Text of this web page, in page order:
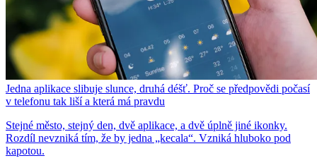
Jedna aplikace slibuje slunce, druhá déšť. Proč se předpovědi počasí
v telefonu tak liší a která má pravdu
Stejné město, stejný den, dvě aplikace, a dvě úplně jiné ikonky.
Rozdíl nevzniká tím, že by jedna „kecala“. Vzniká hluboko pod
kapotou.